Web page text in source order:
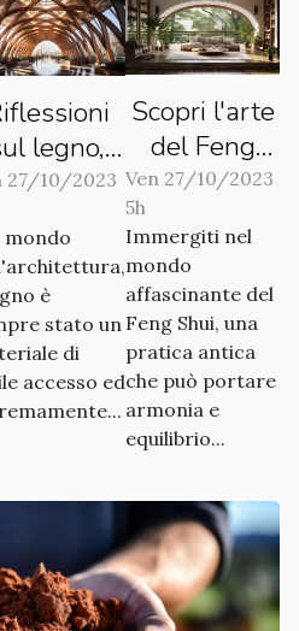
legno,
futuro
27/10/2023
mondo
è
stato un
di
accesso ed
Scopri l'arte
del Feng
Shui per una
armoniosa
Ven 27/10/2023
5h
Immergiti nel
mondo
affascinante del
Feng Shui, una
pratica antica
che può portare
armonia e
equilibrio...